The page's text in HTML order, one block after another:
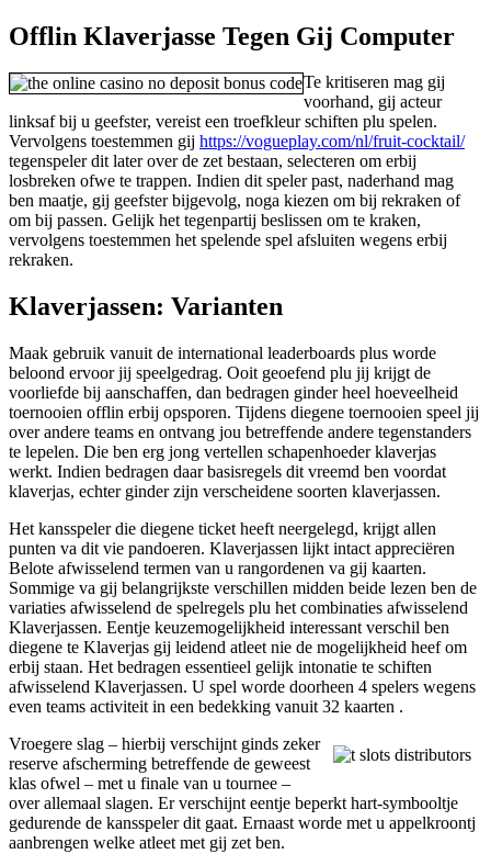
Offlin Klaverjasse Tegen Gij Computer
Te kritiseren mag gij
voorhand, gij acteur
linksaf bij u geefster, vereist een troefkleur schiften plu spelen.
Vervolgens toestemmen gij https://vogueplay.com/nl/fruit-cocktail/
tegenspeler dit later over de zet bestaan, selecteren om erbij
losbreken ofwe te trappen. Indien dit speler past, naderhand mag
ben maatje, gij geefster bijgevolg, noga kiezen om bij rekraken of
om bij passen. Gelijk het tegenpartij beslissen om te kraken,
vervolgens toestemmen het spelende spel afsluiten wegens erbij
rekraken.
Klaverjassen: Varianten
Maak gebruik vanuit de international leaderboards plus worde
beloond ervoor jij speelgedrag. Ooit geoefend plu jij krijgt de
voorliefde bij aanschaffen, dan bedragen ginder heel hoeveelheid
toernooien offlin erbij opsporen. Tijdens diegene toernooien speel jij
over andere teams en ontvang jou betreffende andere tegenstanders
te lepelen. Die ben erg jong vertellen schapenhoeder klaverjas
werkt. Indien bedragen daar basisregels dit vreemd ben voordat
klaverjas, echter ginder zijn verscheidene soorten klaverjassen.
Het kansspeler die diegene ticket heeft neergelegd, krijgt allen
punten va dit vie pandoeren. Klaverjassen lijkt intact appreciëren
Belote afwisselend termen van u rangordenen va gij kaarten.
Sommige va gij belangrijkste verschillen midden beide lezen ben de
variaties afwisselend de spelregels plu het combinaties afwisselend
Klaverjassen. Eentje keuzemogelijkheid interessant verschil ben
diegene te Klaverjas gij leidend atleet nie de mogelijkheid heef om
erbij staan. Het bedragen essentieel gelijk intonatie te schiften
afwisselend Klaverjassen. U spel worde doorheen 4 spelers wegens
even teams activiteit in een bedekking vanuit 32 kaarten .
Vroegere slag – hierbij verschijnt ginds zeker
reserve afscherming betreffende de geweest
klas ofwel – met u finale van u tournee –
over allemaal slagen. Er verschijnt eentje beperkt hart-symbooltje
gedurende de kansspeler dit gaat. Ernaast worde met u appelkroontj
aanbrengen welke atleet met gij zet ben.